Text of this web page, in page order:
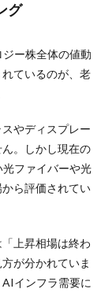
グ
ー株全体の値動
ているのが、老
やディスプレー
。しかし現在の
ファイバーや光
ら評価されてい
上昇相場は終わ
が分かれていま
インフラ需要に